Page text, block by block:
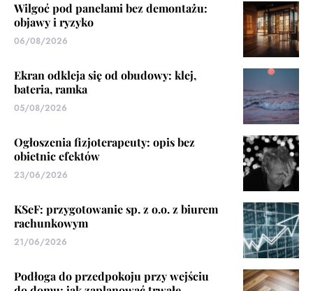
Wilgoć pod panelami bez demontażu:
objawy i ryzyko
06/08/2026
Ekran odkleja się od obudowy: klej,
bateria, ramka
05/08/2026
Ogłoszenia fizjoterapeuty: opis bez
obietnic efektów
23/06/2026
KSeF: przygotowanie sp. z o.o. z biurem
rachunkowym
21/06/2026
Podłoga do przedpokoju przy wejściu